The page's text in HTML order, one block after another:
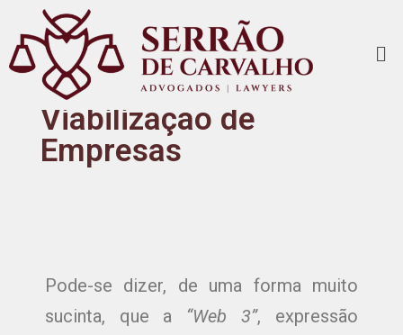
PEVE - Processo
Extraordinário de
Viabilização de
Empresas
Pode-se dizer, de uma forma muito
sucinta, que a “Web 3”, expressão